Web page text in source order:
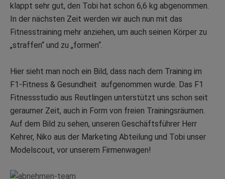
klappt sehr gut, den Tobi hat schon 6,6 kg abgenommen.
In der nächsten Zeit werden wir auch nun mit das
Fitnesstraining mehr anziehen, um auch seinen Körper zu
„straffen“ und zu „formen“.
Hier sieht man noch ein Bild, dass nach dem Training im
F1-Fitness & Gesundheit aufgenommen wurde. Das F1
Fitnessstudio aus Reutlingen unterstützt uns schon seit
geraumer Zeit, auch in Form von freien Trainingsräumen.
Auf dem Bild zu sehen, unseren Geschäftsführer Herr
Kehrer, Niko aus der Marketing Abteilung und Tobi unser
Modelscout, vor unserem Firmenwagen!